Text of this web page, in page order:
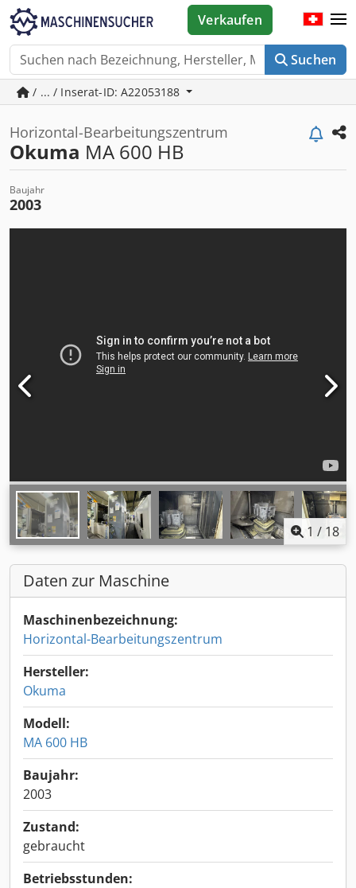
Suchen
Verkaufen
/ ... / Inserat-ID: A22053188
Horizontal-Bearbeitungszentrum
Okuma MA 600 HB
Baujahr
2003
1 / 18
Daten zur Maschine
Maschinenbezeichnung:
Horizontal-Bearbeitungszentrum
Hersteller:
Okuma
Modell:
MA 600 HB
Baujahr:
2003
Zustand:
gebraucht
Betriebsstunden: